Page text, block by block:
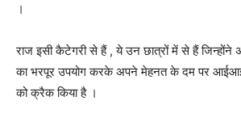
।
राज इसी कैटेगरी से हैं , ये उन छात्रों में से हैं जिन्होंने
का भरपूर उपयोग करके अपने मेहनत के दम पर
को क्रैक किया है ।